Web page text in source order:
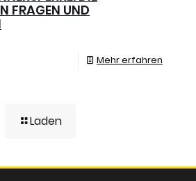
FRAGEN UND
Mehr erfahren
Laden